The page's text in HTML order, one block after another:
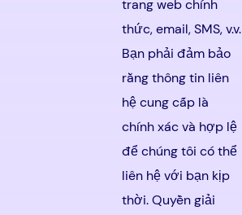
trang web chính
thức, email, SMS, v.v.
Bạn phải đảm bảo
rằng thông tin liên
hệ cung cấp là
chính xác và hợp lệ
để chúng tôi có thể
liên hệ với bạn kịp
thời. Quyền giải